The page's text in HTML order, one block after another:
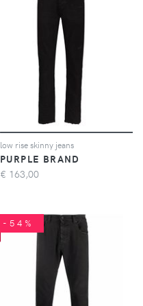
low rise skinny jeans
PURPLE BRAND
€ 163,00
-54%